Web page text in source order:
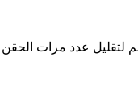
لتقليل عدد مرات